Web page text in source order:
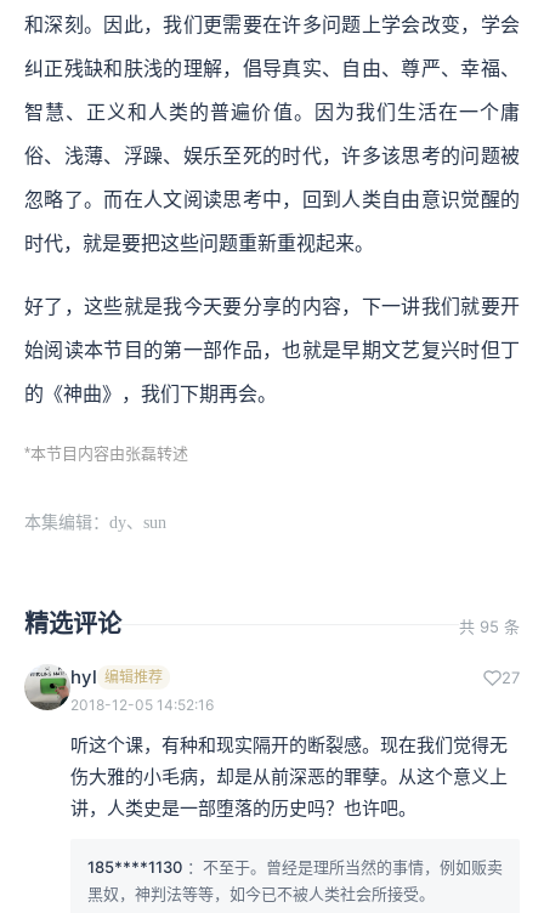
和深刻。因此，我们更需要在许多问题上学会改变，学会
纠正残缺和肤浅的理解，倡导真实、自由、尊严、幸福、
智慧、正义和人类的普遍价值。因为我们生活在一个庸
俗、浅薄、浮躁、娱乐至死的时代，许多该思考的问题被
忽略了。而在人文阅读思考中，回到人类自由意识觉醒的
时代，就是要把这些问题重新重视起来。
好了，这些就是我今天要分享的内容，下一讲我们就要开
始阅读本节目的第一部作品，也就是早期文艺复兴时但丁
的《神曲》，我们下期再会。
*本节目内容由张磊转述
本集编辑：dy、sun
精选评论 共 95 条
hyl 编辑推荐 27
2018-12-05 14:52:16
听这个课，有种和现实隔开的断裂感。现在我们觉得无
伤大雅的小毛病，却是从前深恶的罪孽。从这个意义上
讲，人类史是一部堕落的历史吗？也许吧。
185****1130 ：不至于。曾经是理所当然的事情，例如贩卖
黑奴，神判法等等，如今已不被人类社会所接受。